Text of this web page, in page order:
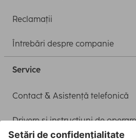
Reclamații
Întrebări despre companie
Service
Contact & Asistență telefonică
Drivere și instrucțiuni de